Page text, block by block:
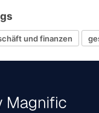
und finanzen